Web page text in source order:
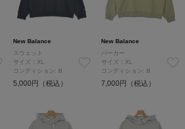
New Balance
スウェット
サイズ：XL
コンディション: B
5,000円（税込）
New Balance
パーカー
サイズ：XL
コンディション: B
7,000円（税込）